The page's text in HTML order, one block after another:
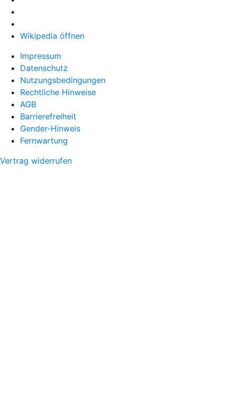
Wikipedia öffnen
Impressum
Datenschutz
Nutzungsbedingungen
Rechtliche Hinweise
AGB
Barrierefreiheit
Gender-Hinweis
Fernwartung
Vertrag widerrufen